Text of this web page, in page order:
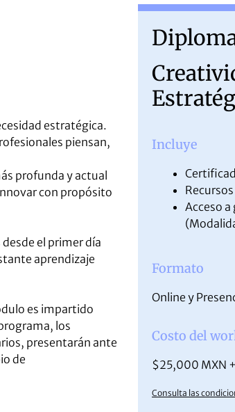
estratégica.
piensan,
profunda y actual
con propósito
el primer día
aprendizaje
es impartido
los
presentarán ante
de
Incluye
Acceso a
Formato
Online y
Costo del
$25,000 MXN
Consulta las